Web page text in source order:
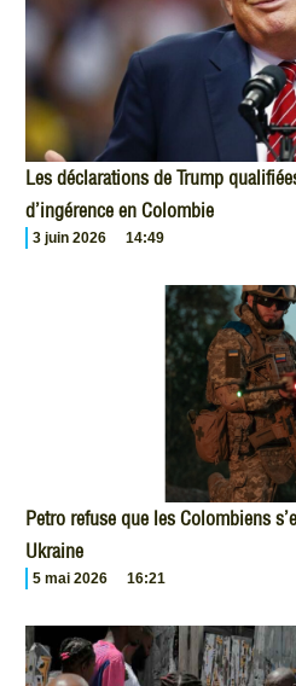
Les déclarations de Trump
d’ingérence en Colombie
3 juin 2026 14:49
Petro refuse que les Colombiens
Ukraine
5 mai 2026 16:21